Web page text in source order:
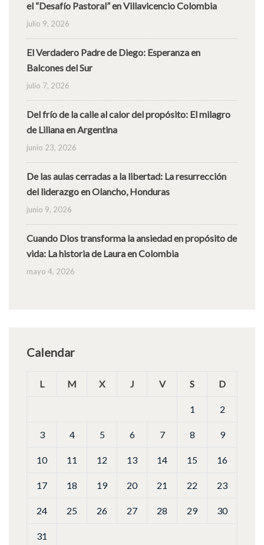
el “Desafío Pastoral” en Villavicencio Colombia
julio 9, 2026
El Verdadero Padre de Diego: Esperanza en
Balcones del Sur
julio 7, 2026
Del frío de la calle al calor del propósito: El milagro
de Liliana en Argentina
junio 23, 2026
De las aulas cerradas a la libertad: La resurrección
del liderazgo en Olancho, Honduras
junio 9, 2026
Cuando Dios transforma la ansiedad en propósito de
vida: La historia de Laura en Colombia
mayo 4, 2026
Calendar
L M X J V S D
1 2
3 4 5 6 7 8 9
10 11 12 13 14 15 16
17 18 19 20 21 22 23
24 25 26 27 28 29 30
31